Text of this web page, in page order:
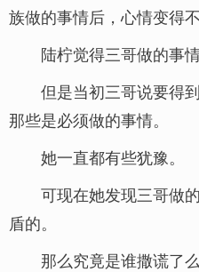
族做的事情后，心情变得不
陆柠觉得三哥做的事
但是当初三哥说要得
那些是必须做的事情。
她一直都有些犹豫。
可现在她发现三哥做
盾的。
那么究竟是谁撒谎了